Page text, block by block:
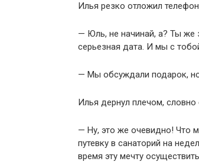
Илья резко отложил
— Юль, не начинай, а? Ты же
серьезная дата. И мы с
— Мы обсуждали подарок,
Илья дернул плечом, словно
— Ну, это же очевидно! Что
путевку в санаторий на
время эту мечту